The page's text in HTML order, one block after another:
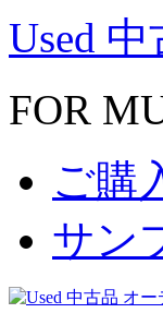
Used
FOR
ご購
サン